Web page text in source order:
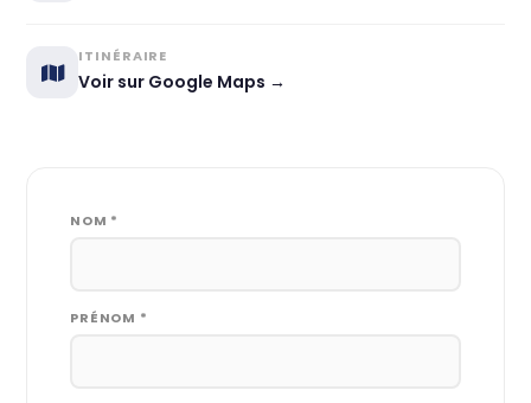
ITINÉRAIRE
Voir sur Google Maps →
NOM *
PRÉNOM *